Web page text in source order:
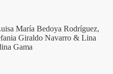
María Bedoya Rodríguez,
Giraldo Navarro & Lina
Gama